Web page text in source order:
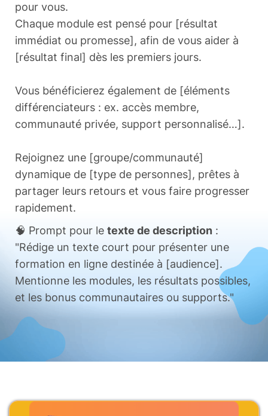
pour vous.
Chaque module est pensé pour [résultat
immédiat ou promesse], afin de vous aider à
[résultat final] dès les premiers jours.
Vous bénéficierez également de [éléments
différenciateurs : ex. accès membre,
communauté privée, support personnalisé…].
Rejoignez une [groupe/communauté]
dynamique de [type de personnes], prêtes à
partager leurs retours et vous faire progresser
rapidement.
🧠 Prompt pour le texte de description :
"Rédige un texte court pour présenter une
formation en ligne destinée à [audience].
Mentionne les modules, les résultats possibles,
et les bonus communautaires ou supports."